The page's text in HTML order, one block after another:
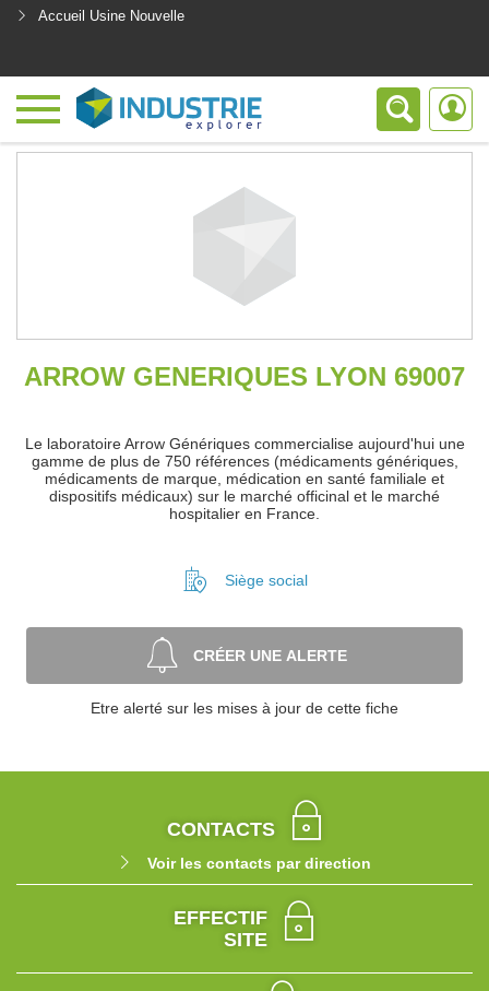
Accueil Usine Nouvelle
ARROW GENERIQUES LYON 69007
Le laboratoire Arrow Génériques commercialise aujourd'hui une
gamme de plus de 750 références (médicaments génériques,
médicaments de marque, médication en santé familiale et
dispositifs médicaux) sur le marché officinal et le marché
hospitalier en France.
Siège social
CRÉER UNE ALERTE
Etre alerté sur les mises à jour de cette fiche
CONTACTS
Voir les contacts par direction
EFFECTIF
SITE